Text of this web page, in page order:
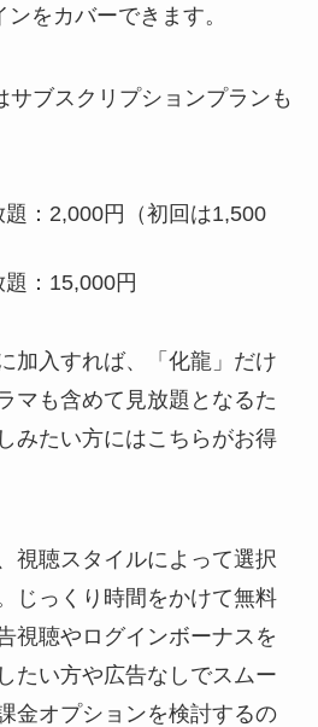
をカバーできます。
サブスクリプションプランも
：2,000円（初回は1,500
：15,000円
加入すれば、「化龍」だけ
マも含めて見放題となるた
みたい方にはこちらがお得
視聴スタイルによって選択
じっくり時間をかけて無料
視聴やログインボーナスを
たい方や広告なしでスムー
金オプションを検討するの